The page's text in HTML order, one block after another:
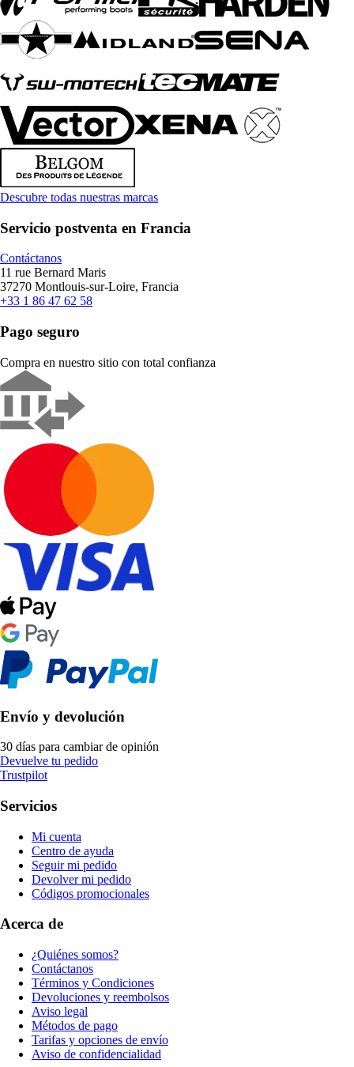
Descubre todas nuestras marcas
Servicio postventa en Francia
Contáctanos
11 rue Bernard Maris
37270 Montlouis-sur-Loire, Francia
+33 1 86 47 62 58
Pago seguro
Compra en nuestro sitio con total confianza
Envío y devolución
30 días para cambiar de opinión
Devuelve tu pedido
Trustpilot
Servicios
Mi cuenta
Centro de ayuda
Seguir mi pedido
Devolver mi pedido
Códigos promocionales
Acerca de
¿Quiénes somos?
Contáctanos
Términos y Condiciones
Devoluciones y reembolsos
Aviso legal
Métodos de pago
Tarifas y opciones de envío
Aviso de confidencialidad